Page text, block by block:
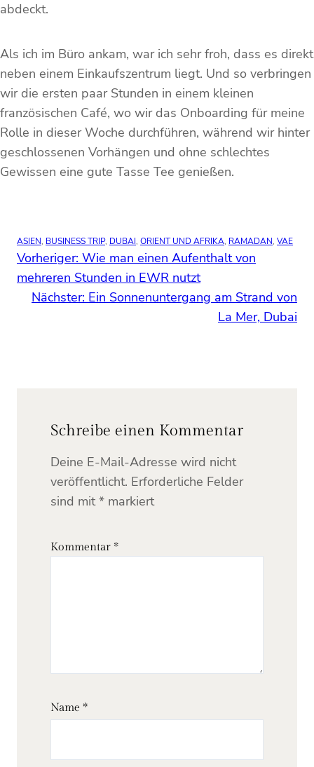
abdeckt.
Als ich im Büro ankam, war ich sehr froh, dass es direkt
neben einem Einkaufszentrum liegt. Und so verbringen
wir die ersten paar Stunden in einem kleinen
französischen Café, wo wir das Onboarding für meine
Rolle in dieser Woche durchführen, während wir hinter
geschlossenen Vorhängen und ohne schlechtes
Gewissen eine gute Tasse Tee genießen.
ASIEN, BUSINESS TRIP, DUBAI, ORIENT UND AFRIKA, RAMADAN, VAE
Vorheriger: Wie man einen Aufenthalt von
mehreren Stunden in EWR nutzt
Nächster: Ein Sonnenuntergang am Strand von
La Mer, Dubai
Schreibe einen Kommentar
Deine E-Mail-Adresse wird nicht
veröffentlicht. Erforderliche Felder
sind mit* markiert
Kommentar *
Name *